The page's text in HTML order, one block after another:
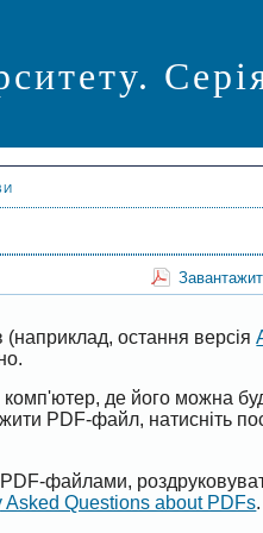
остання версія
комп'ютер, де його можна
PDF-файл, натисніть
файлами,
Asked Questions about PDFs.